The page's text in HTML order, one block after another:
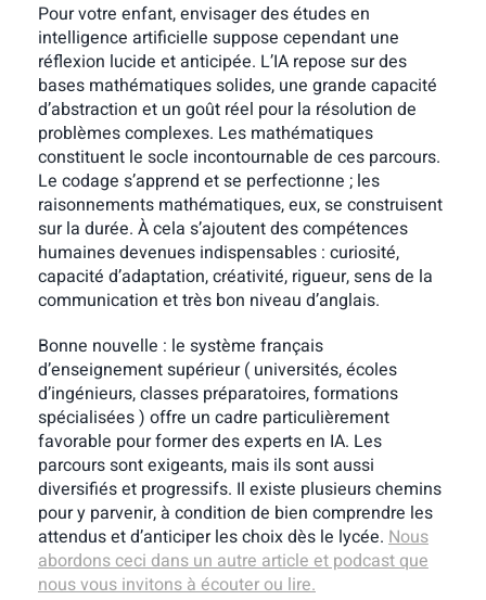
Pour votre enfant, envisager des études en
intelligence artificielle suppose cependant une
réflexion lucide et anticipée. L’IA repose sur des
bases mathématiques solides, une grande capacité
d’abstraction et un goût réel pour la résolution de
problèmes complexes. Les mathématiques
constituent le socle incontournable de ces parcours.
Le codage s’apprend et se perfectionne ; les
raisonnements mathématiques, eux, se construisent
sur la durée. À cela s’ajoutent des compétences
humaines devenues indispensables : curiosité,
capacité d’adaptation, créativité, rigueur, sens de la
communication et très bon niveau d’anglais.
Bonne nouvelle : le système français
d’enseignement supérieur ( universités, écoles
d’ingénieurs, classes préparatoires, formations
spécialisées ) offre un cadre particulièrement
favorable pour former des experts en IA. Les
parcours sont exigeants, mais ils sont aussi
diversifiés et progressifs. Il existe plusieurs chemins
pour y parvenir, à condition de bien comprendre les
attendus et d’anticiper les choix dès le lycée. Nous
abordons ceci dans un autre article et podcast que
nous vous invitons à écouter ou lire.